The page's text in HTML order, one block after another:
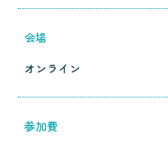
会場
オンライン
参加費